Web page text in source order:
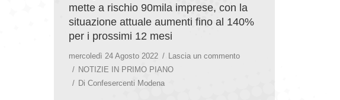
mette a rischio 90mila imprese, con la
situazione attuale aumenti fino al 140%
per i prossimi 12 mesi
mercoledì 24 Agosto 2022
Lascia un commento
NOTIZIE IN PRIMO PIANO
Di Confesercenti Modena